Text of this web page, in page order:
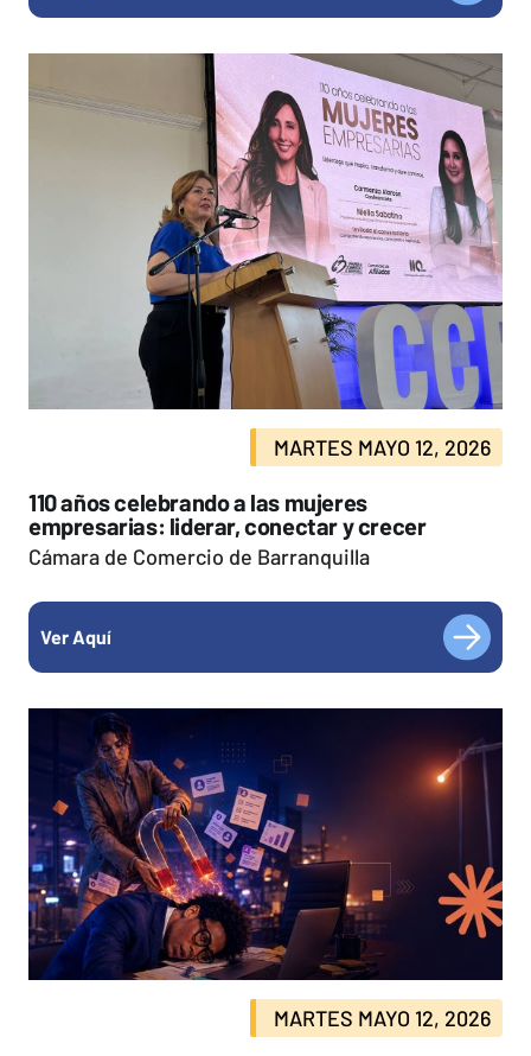
MARTES MAYO 12, 2026
110 años celebrando a las mujeres
empresarias: liderar, conectar y crecer
Cámara de Comercio de Barranquilla
Ver Aquí
MARTES MAYO 12, 2026